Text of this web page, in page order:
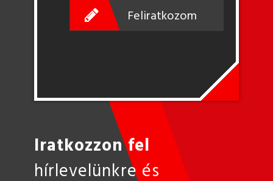
Feliratkozom
Iratkozzon fel
hírlevelünkre és